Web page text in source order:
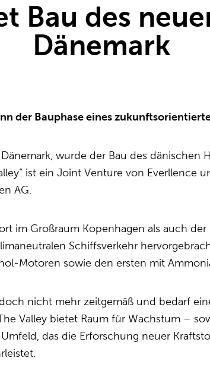
Bau des
Dänemark
der Bauphase eines
wurde der Bau des dänischen
ist ein Joint Venture von Everllence
AG.
im Großraum Kopenhagen als auch
Schiffsverkehr
Motoren sowie den ersten mit
nicht mehr zeitgemäß und bedarf
Valley bietet Raum für Wachstum –
das die Erforschung neuer